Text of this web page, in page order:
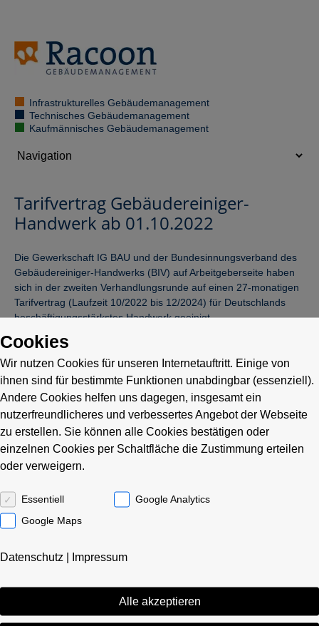
Infrastrukturelles Gebäudemanagement
Technisches Gebäudemanagement
Kaufmännisches Gebäudemanagement
Tarifvertrag Gebäudereiniger-
Handwerk ab 01.10.2022
Die Gewerkschaft IG BAU und der Bundesinnungsverband des
Gebäudereiniger-Handwerks (BIV) auf Arbeitgeberseite haben
sich in der zweiten Verhandlungsrunde auf einen 27-monatigen
Tarifvertrag (Laufzeit 10/2022 bis 12/2024) für Deutschlands
beschäftigungsstärkstes Handwerk geeinigt.
1) steigt in zwei Stufen: zum 1.10.2022 von derzeit 11,55 Euro
auf 13 Euro (plus 12,55 Prozent) und zum 1.1.2024 auf 13,50
Euro (3,85 Prozent).
Cookies
Wir nutzen Cookies für unseren Internetauftritt. Einige von
ihnen sind für bestimmte Funktionen unabdingbar (essenziell).
Andere Cookies helfen uns dagegen, insgesamt ein
nutzerfreundlicheres und verbessertes Angebot der Webseite
zu erstellen. Sie können alle Cookies bestätigen oder
einzelnen Cookies per Schaltfläche die Zustimmung erteilen
oder verweigern.
Essentiell
Google Analytics
Google Maps
Datenschutz | Impressum
Alle akzeptieren